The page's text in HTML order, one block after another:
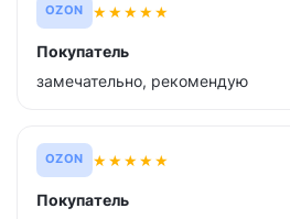
OZON ★★★★★
Покупатель
замечательно, рекомендую
OZON ★★★★★
Покупатель